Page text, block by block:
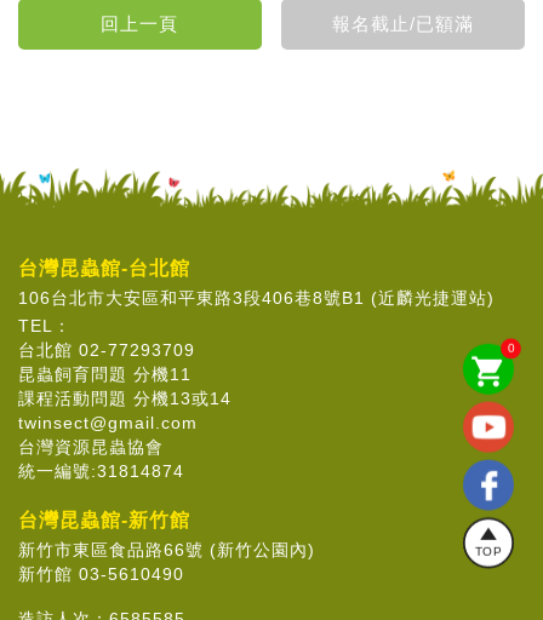
shopping_cart
0
TOP
台灣昆蟲館-台北館
106台北市大安區和平東路3段406巷8號B1 (近麟光捷運站)
TEL：
台北館 02-77293709
昆蟲飼育問題 分機11
課程活動問題 分機13或14
twinsect@gmail.com
台灣資源昆蟲協會
統一編號:31814874
台灣昆蟲館-新竹館
新竹市東區食品路66號 (新竹公園內)
新竹館 03-5610490